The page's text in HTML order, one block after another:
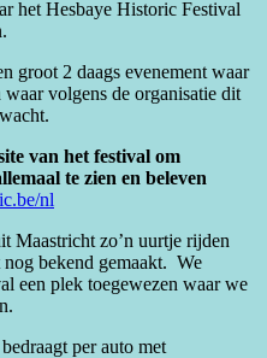
het Hesbaye Historic Festival
groot 2 daags evenement waar
volgens de organisatie dit
van het festival om
te zien en beleven
nl
Maastricht zo’n uurtje rijden
bekend gemaakt. We
een plek toegewezen waar we
per auto met